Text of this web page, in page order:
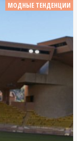
МОДНЫЕ ТЕНДЕНЦИИ